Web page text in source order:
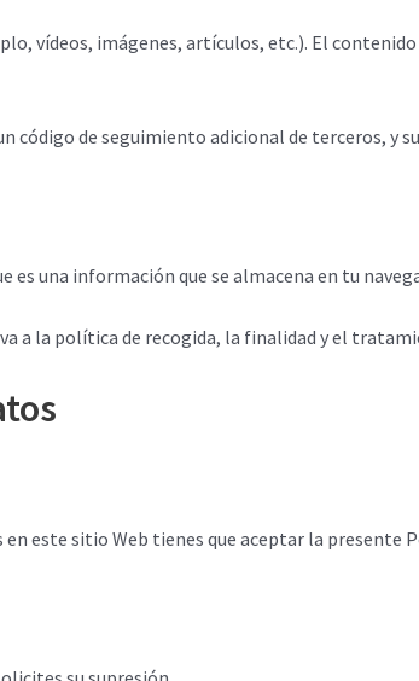
vídeos, imágenes, artículos, etc.). El
de seguimiento adicional de terceros, y
una información que se almacena en tu
a la política de recogida, la finalidad y el
este sitio Web tienes que aceptar la presente